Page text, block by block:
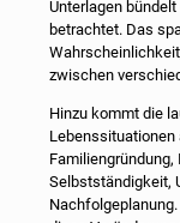
Unterlagen
betrachtet. Das
zwischen
Hinzu kommt die
Selbstständigkeit,